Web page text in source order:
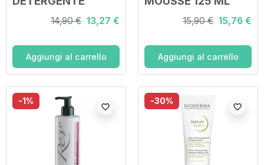
NORMALIZZANTE
AC 150 ML
14,90 € 13,27 €
Aggiungi al carrello
15,90 € 15,76 €
Aggiungi al carrello
-1%
favorite_border
-30%
favorite_border